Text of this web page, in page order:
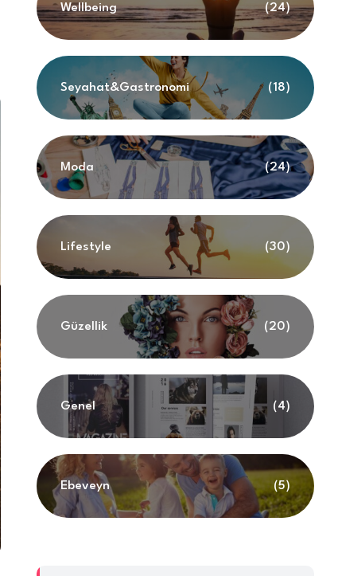
Wellbeing (24)
Seyahat&Gastronomi (18)
Moda (24)
Lifestyle (30)
Güzellik (20)
Genel (4)
Ebeveyn (5)